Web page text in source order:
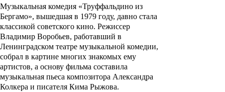
Музыкальная комедия «Труффальдино из
Бергамо», вышедшая в 1979 году, давно стала
классикой советского кино. Режиссер
Владимир Воробьев, работавший в
Ленинградском театре музыкальной комедии,
собрал в картине многих знакомых ему
артистов, а основу фильма составила
музыкальная пьеса композитора Александра
Колкера и писателя Кима Рыжова.